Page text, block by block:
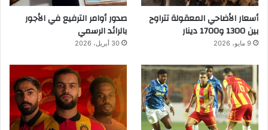
أسعار الأضاحي المعقولة تتراوح
بين 1300 و1700 دينار
9 مايو، 2026
صدور أوامر الترفيع في الأجور
بالرائد الرسمي
30 أبريل، 2026